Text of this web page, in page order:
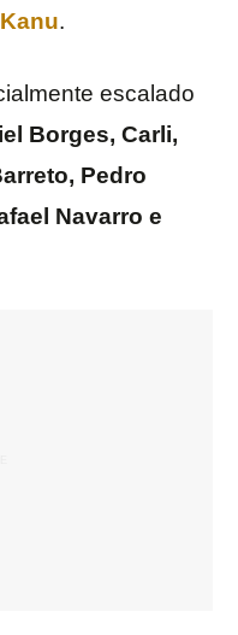
Kanu.
escalado
Borges, Carli,
Pedro
Navarro e